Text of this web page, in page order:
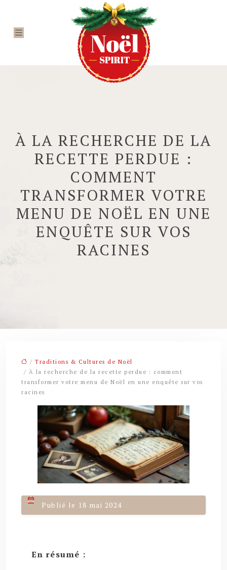
À LA RECHERCHE DE LA
RECETTE PERDUE :
COMMENT
TRANSFORMER VOTRE
MENU DE NOËL EN UNE
ENQUÊTE SUR VOS
RACINES
/ Traditions & Cultures de Noël
/ À la recherche de la recette perdue : comment
transformer votre menu de Noël en une enquête sur vos
racines
Publié le 18 mai 2024
En résumé :